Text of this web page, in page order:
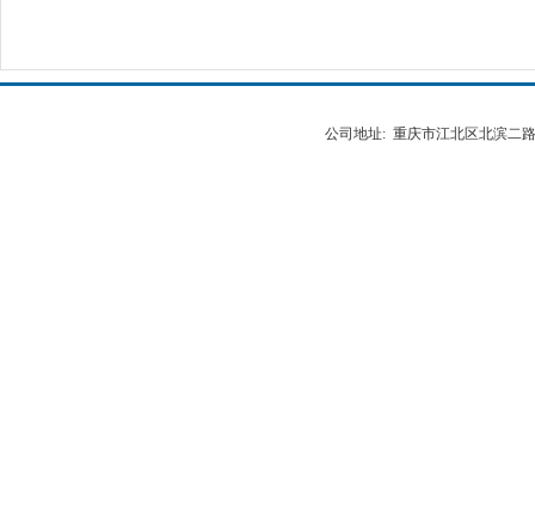
公司地址: 重庆市江北区北滨二